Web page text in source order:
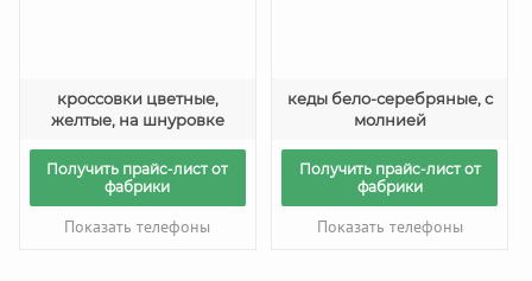
кроссовки цветные,
желтые, на шнуровке
Получить прайс-лист от
фабрики
Показать телефоны
кеды бело-серебряные, с
молнией
Получить прайс-лист от
фабрики
Показать телефоны